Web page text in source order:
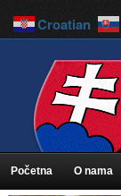
Početna O nama
Croatian